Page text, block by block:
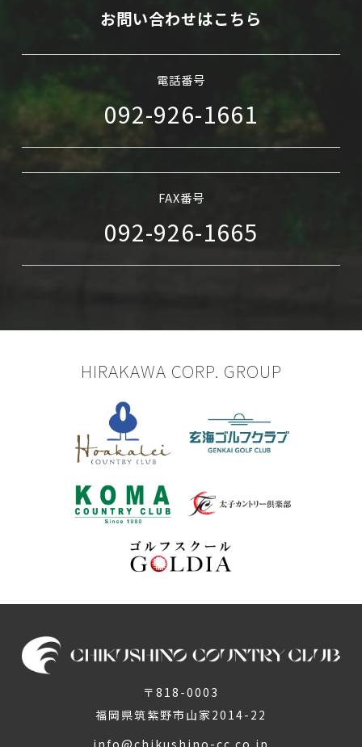
お問い合わせはこちら
電話番号
092-926-1661
FAX番号
092-926-1665
HIRAKAWA CORP. GROUP
〒818-0003
福岡県筑紫野市山家2014-22